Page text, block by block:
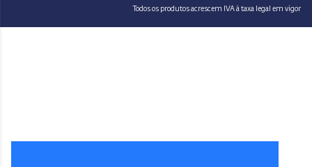
Todos os produtos acrescem IVA à taxa legal em vigor